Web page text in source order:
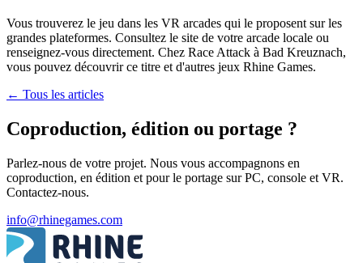
Vous trouverez le jeu dans les VR arcades qui le proposent sur les
grandes plateformes. Consultez le site de votre arcade locale ou
renseignez-vous directement. Chez Race Attack à Bad Kreuznach,
vous pouvez découvrir ce titre et d'autres jeux Rhine Games.
← Tous les articles
Coproduction, édition ou portage ?
Parlez-nous de votre projet. Nous vous accompagnons en
coproduction, en édition et pour le portage sur PC, console et VR.
Contactez-nous.
info@rhinegames.com